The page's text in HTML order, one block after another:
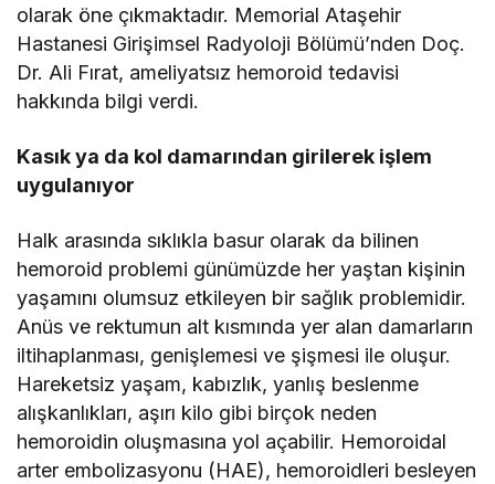
olarak öne çıkmaktadır. Memorial Ataşehir
Hastanesi Girişimsel Radyoloji Bölümü’nden Doç.
Dr. Ali Fırat, ameliyatsız hemoroid tedavisi
hakkında bilgi verdi.
Kasık ya da kol damarından girilerek işlem
uygulanıyor
Halk arasında sıklıkla basur olarak da bilinen
hemoroid problemi günümüzde her yaştan kişinin
yaşamını olumsuz etkileyen bir sağlık problemidir.
Anüs ve rektumun alt kısmında yer alan damarların
iltihaplanması, genişlemesi ve şişmesi ile oluşur.
Hareketsiz yaşam, kabızlık, yanlış beslenme
alışkanlıkları, aşırı kilo gibi birçok neden
hemoroidin oluşmasına yol açabilir. Hemoroidal
arter embolizasyonu (HAE), hemoroidleri besleyen